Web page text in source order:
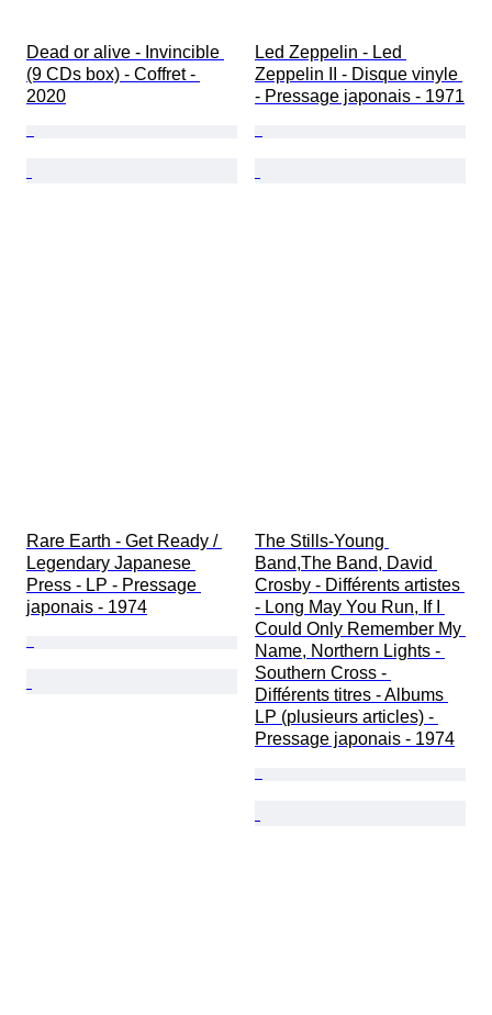
Dead or alive - Invincible
(9 CDs box) - Coffret -
2020
Led Zeppelin - Led
Zeppelin II - Disque vinyle
- Pressage japonais - 1971
Rare Earth - Get Ready /
Legendary Japanese
Press - LP - Pressage
japonais - 1974
The Stills-Young
Band,The Band, David
Crosby - Différents artistes
- Long May You Run, If I
Could Only Remember My
Name, Northern Lights -
Southern Cross -
Différents titres - Albums
LP (plusieurs articles) -
Pressage japonais - 1974